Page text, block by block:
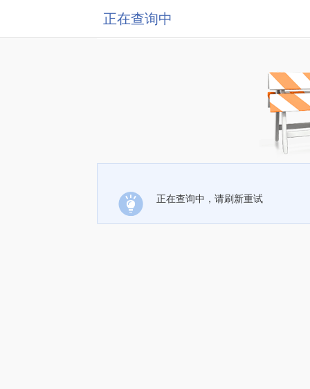
正在查询中
正在查询中，请刷新重试